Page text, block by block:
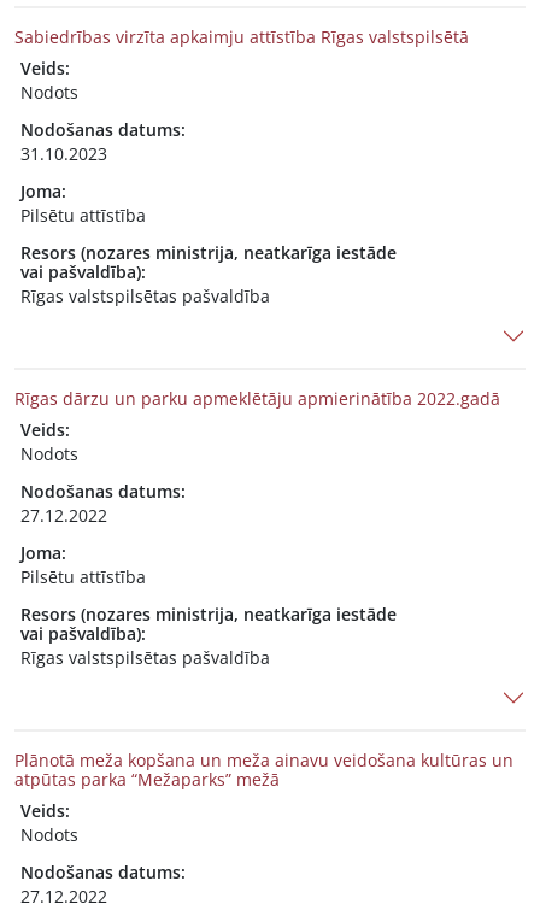
Sabiedrības virzīta apkaimju attīstība Rīgas valstspilsētā
Veids:
Nodots
Nodošanas datums:
31.10.2023
Joma:
Pilsētu attīstība
Resors (nozares ministrija, neatkarīga iestāde
vai pašvaldība):
Rīgas valstspilsētas pašvaldība
Rīgas dārzu un parku apmeklētāju apmierinātība 2022.gadā
Veids:
Nodots
Nodošanas datums:
27.12.2022
Joma:
Pilsētu attīstība
Resors (nozares ministrija, neatkarīga iestāde
vai pašvaldība):
Rīgas valstspilsētas pašvaldība
Plānotā meža kopšana un meža ainavu veidošana kultūras un
atpūtas parka “Mežaparks” mežā
Veids:
Nodots
Nodošanas datums:
27.12.2022